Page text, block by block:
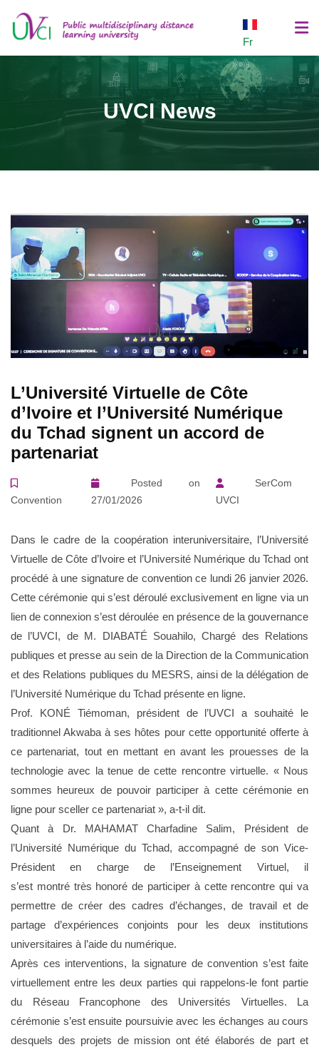
Fr
Education
Entrepreneurship
Communities
UVCI News
L’Université Virtuelle de Côte
d’Ivoire et l’Université Numérique
du Tchad signent un accord de
partenariat
Convention
Posted on
27/01/2026
SerCom
UVCI
Dans le cadre de la coopération interuniversitaire, l’Université
Virtuelle de Côte d’Ivoire et l’Université Numérique du Tchad ont
procédé à une signature de convention ce lundi 26 janvier 2026.
Cette cérémonie qui s’est déroulé exclusivement en ligne via un
lien de connexion s’est déroulée en présence de la gouvernance
de l’UVCI, de M. DIABATÉ Souahilo, Chargé des Relations
publiques et presse au sein de la Direction de la Communication
et des Relations publiques du MESRS, ainsi de la délégation de
l’Université Numérique du Tchad présente en ligne.
Prof. KONÉ Tiémoman, président de l’UVCI a souhaité le
traditionnel Akwaba à ses hôtes pour cette opportunité offerte à
ce partenariat, tout en mettant en avant les prouesses de la
technologie avec la tenue de cette rencontre virtuelle. « Nous
sommes heureux de pouvoir participer à cette cérémonie en
ligne pour sceller ce partenariat », a-t-il dit.
Quant à Dr. MAHAMAT Charfadine Salim, Président de
l’Université Numérique du Tchad, accompagné de son Vice-
Président en charge de l’Enseignement Virtuel, il
s’est montré très honoré de participer à cette rencontre qui va
permettre de créer des cadres d’échanges, de travail et de
partage d’expériences conjoints pour les deux institutions
universitaires à l’aide du numérique.
Après ces interventions, la signature de convention s’est faite
virtuellement entre les deux parties qui rappelons-le font partie
du Réseau Francophone des Universités Virtuelles. La
cérémonie s’est ensuite poursuivie avec les échanges au cours
desquels des projets de mission ont été élaborés de part et